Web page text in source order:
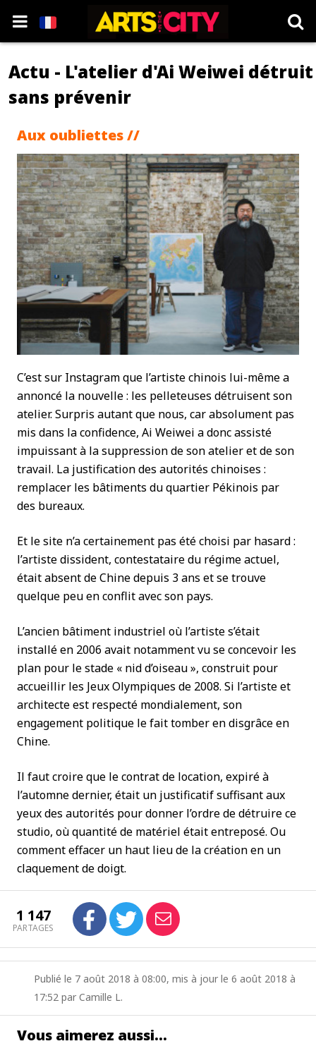
Actu - L'atelier d'Ai Weiwei détruit
sans prévenir
Aux oubliettes //
C’est sur Instagram que l’artiste chinois lui-même a
annoncé la nouvelle : les pelleteuses détruisent son
atelier. Surpris autant que nous, car absolument pas
mis dans la confidence, Ai Weiwei a donc assisté
impuissant à la suppression de son atelier et de son
travail. La justification des autorités chinoises :
remplacer les bâtiments du quartier Pékinois par
des bureaux.
Et le site n’a certainement pas été choisi par hasard :
l’artiste dissident, contestataire du régime actuel,
était absent de Chine depuis 3 ans et se trouve
quelque peu en conflit avec son pays.
L’ancien bâtiment industriel où l’artiste s’était
installé en 2006 avait notamment vu se concevoir les
plan pour le stade « nid d’oiseau », construit pour
accueillir les Jeux Olympiques de 2008. Si l’artiste et
architecte est respecté mondialement, son
engagement politique le fait tomber en disgrâce en
Chine.
Il faut croire que le contrat de location, expiré à
l’automne dernier, était un justificatif suffisant aux
yeux des autorités pour donner l’ordre de détruire ce
studio, où quantité de matériel était entreposé. Ou
comment effacer un haut lieu de la création en un
claquement de doigt.
1 147
PARTAGES
Publié le 7 août 2018 à 08:00, mis à jour le 6 août 2018 à
17:52 par Camille L.
Vous aimerez aussi…